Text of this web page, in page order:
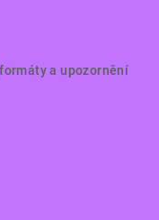
formáty a upozornění